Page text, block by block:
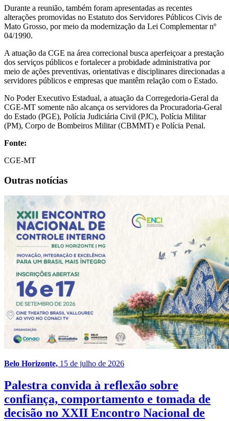
Durante a reunião, também foram apresentadas as recentes
alterações promovidas no Estatuto dos Servidores Públicos Civis de
Mato Grosso, por meio da modernização da Lei Complementar nº
04/1990.
A atuação da CGE na área correcional busca aperfeiçoar a prestação
dos serviços públicos e fortalecer a probidade administrativa por
meio de ações preventivas, orientativas e disciplinares direcionadas a
servidores públicos e empresas que mantêm relação com o Estado.
No Poder Executivo Estadual, a atuação da Corregedoria-Geral da
CGE-MT somente não alcança os servidores da Procuradoria-Geral
do Estado (PGE), Polícia Judiciária Civil (PJC), Polícia Militar
(PM), Corpo de Bombeiros Militar (CBMMT) e Polícia Penal.
Fonte:
CGE-MT
Outras notícias
Belo Horizonte, 15 de julho de 2026
Palestra convida à reflexão sobre
confiança, comportamento e tomada de
decisão no XXII Encontro Nacional de